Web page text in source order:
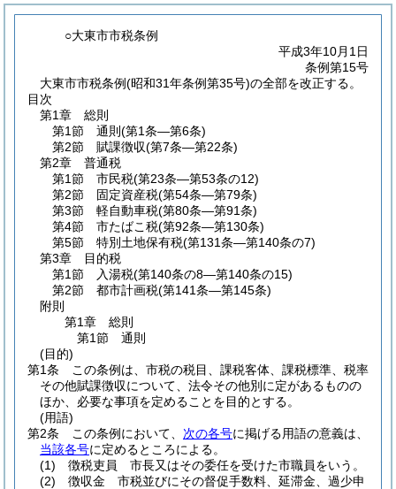
○大東市市税条例
平成3年10月1日
条例第15号
大東市市税条例(昭和31年条例第35号)の全部を改正する。
目次
第1章
総則
第1節
通則 (第1条―第6条)
第2節
賦課徴収(第7条―第22条)
第2章
普通税
第1節
市民税(第23条―第53条の12)
第2節
固定資産税(第54条―第79条)
第3節
軽自動車税(第80条―第91条)
第4節
市たばこ税(第92条―第130条)
第5節
特別土地保有税(第131条―第140条の7)
第3章
目的税
第1節
入湯税(第140条の8―第140条の15)
第2節
都市計画税(第141条―第145条)
附則
第1章
総則
第1節
通則
(目的)
第1条
この条例は、市税の税目、課税客体、課税標準、税率
その他賦課徴収について、法令その他別に定があるものの
ほか、必要な事項を定めることを目的とする。
(用語)
第2条
この条例において、 次の各号に掲げる用語の意義は、
当該各号に定めるところによる。
(1)
徴税吏員 市長又はその委任を受けた市職員をいう。
(2)
徴収金 市税並びにその督促手数料、延滞金、過少申